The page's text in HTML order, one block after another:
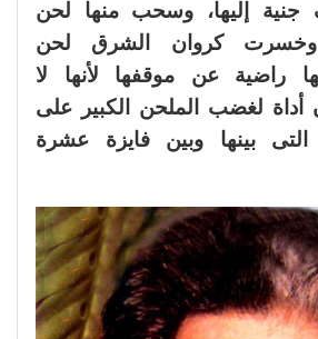
جنية إليها، وسحب منها لحن
وخسرت كروان الشرق لحن
راضية عن موقفها لأنها لا
لغضب الملحن الكبير على
التى بينها وبين فايزة عشرة